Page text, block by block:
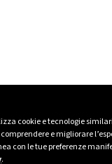
cookie e tecnologie
e migliorare
con le tue preferenze
.